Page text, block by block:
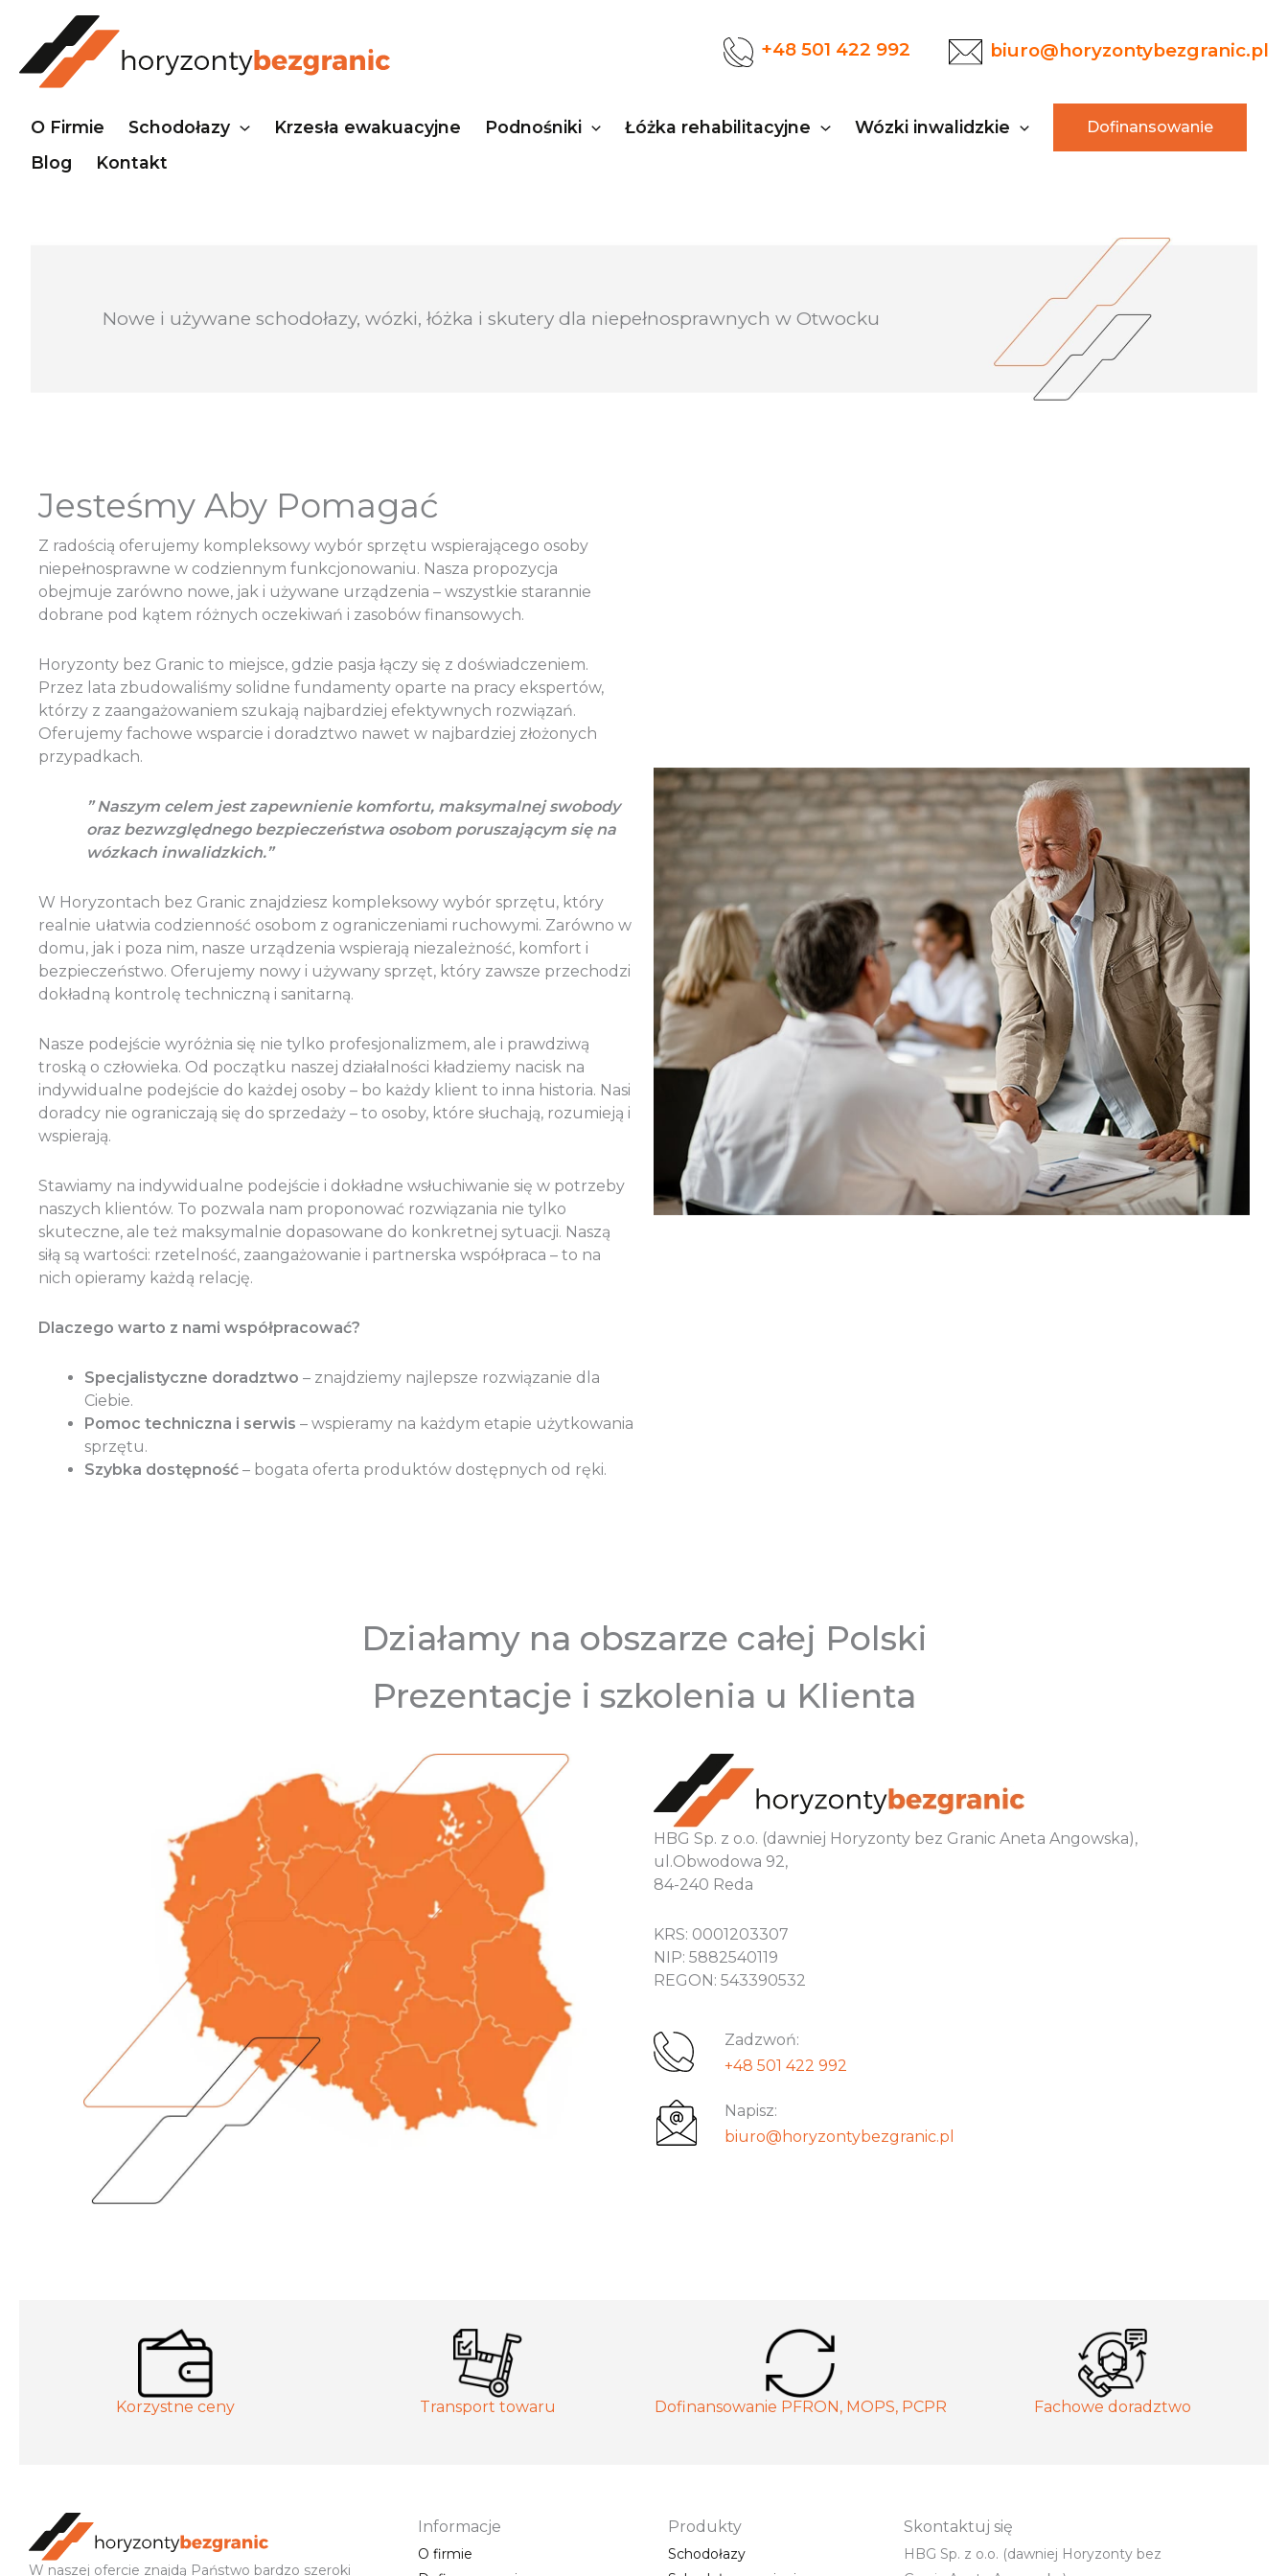
treści
+48 501 422 992 biuro@horyzontybezgranic.pl
O Firmie Schodołazy Krzesła ewakuacyjne Podnośniki Łóżka rehabilitacyjne Wózki inwalidzkie Dofinansowanie
Blog Kontakt
Nowe i używane schodołazy, wózki, łóżka i skutery dla niepełnosprawnych w Otwocku
Jesteśmy Aby Pomagać
Z radością oferujemy kompleksowy wybór sprzętu wspierającego osoby
niepełnosprawne w codziennym funkcjonowaniu. Nasza propozycja
obejmuje zarówno nowe, jak i używane urządzenia – wszystkie starannie
dobrane pod kątem różnych oczekiwań i zasobów finansowych.
Horyzonty bez Granic to miejsce, gdzie pasja łączy się z doświadczeniem.
Przez lata zbudowaliśmy solidne fundamenty oparte na pracy ekspertów,
którzy z zaangażowaniem szukają najbardziej efektywnych rozwiązań.
Oferujemy fachowe wsparcie i doradztwo nawet w najbardziej złożonych
przypadkach.
” Naszym celem jest zapewnienie komfortu, maksymalnej swobody
oraz bezwzględnego bezpieczeństwa osobom poruszającym się na
wózkach inwalidzkich.”
W Horyzontach bez Granic znajdziesz kompleksowy wybór sprzętu, który
realnie ułatwia codzienność osobom z ograniczeniami ruchowymi. Zarówno w
domu, jak i poza nim, nasze urządzenia wspierają niezależność, komfort i
bezpieczeństwo. Oferujemy nowy i używany sprzęt, który zawsze przechodzi
dokładną kontrolę techniczną i sanitarną.
Nasze podejście wyróżnia się nie tylko profesjonalizmem, ale i prawdziwą
troską o człowieka. Od początku naszej działalności kładziemy nacisk na
indywidualne podejście do każdej osoby – bo każdy klient to inna historia. Nasi
doradcy nie ograniczają się do sprzedaży – to osoby, które słuchają, rozumieją i
wspierają.
Stawiamy na indywidualne podejście i dokładne wsłuchiwanie się w potrzeby
naszych klientów. To pozwala nam proponować rozwiązania nie tylko
skuteczne, ale też maksymalnie dopasowane do konkretnej sytuacji. Naszą
siłą są wartości: rzetelność, zaangażowanie i partnerska współpraca – to na
nich opieramy każdą relację.
Dlaczego warto z nami współpracować?
Specjalistyczne doradztwo – znajdziemy najlepsze rozwiązanie dla
Ciebie.
Pomoc techniczna i serwis – wspieramy na każdym etapie użytkowania
sprzętu.
Szybka dostępność – bogata oferta produktów dostępnych od ręki.
Działamy na obszarze całej Polski
Prezentacje i szkolenia u Klienta
HBG Sp. z o.o. (dawniej Horyzonty bez Granic Aneta Angowska),
ul.Obwodowa 92,
84-240 Reda
KRS: 0001203307
NIP: 5882540119
REGON: 543390532
Zadzwoń:
+48 501 422 992
Napisz:
biuro@horyzontybezgranic.pl
Korzystne ceny Transport towaru Dofinansowanie PFRON, MOPS, PCPR Fachowe doradztwo
W naszej ofercie znajdą Państwo bardzo szeroki
Informacje
O firmie
Produkty
Schodołazy
Skontaktuj się
HBG Sp. z o.o. (dawniej Horyzonty bez